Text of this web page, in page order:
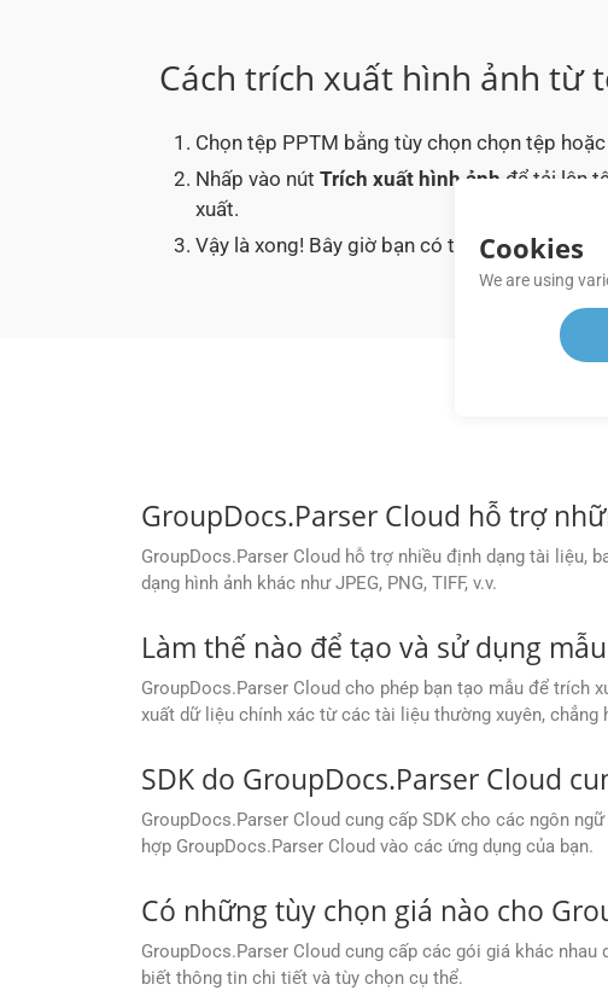
Cách trích xuất hình ảnh từ
Chọn tệp PPTM bằng tùy chọn chọn tệp
Nhấp vào nút Trích xuất hình ảnh để tải lên
xuất.
Vậy là xong! Bây giờ bạn có thể xem hình
GroupDocs.Parser Cloud hỗ trợ
GroupDocs.Parser Cloud hỗ trợ nhiều định dạng tài liệu,
dạng hình ảnh khác như JPEG, PNG, TIFF, v.v.
Làm thế nào để tạo và sử dụng
GroupDocs.Parser Cloud cho phép bạn tạo mẫu để trích
xuất dữ liệu chính xác từ các tài liệu thường xuyên, chẳng
SDK do GroupDocs.Parser Cloud
GroupDocs.Parser Cloud cung cấp SDK cho các ngôn
hợp GroupDocs.Parser Cloud vào các ứng dụng của bạn.
Có những tùy chọn giá nào cho
GroupDocs.Parser Cloud cung cấp các gói giá khác
biết thông tin chi tiết và tùy chọn cụ thể.
Cookies
We are using